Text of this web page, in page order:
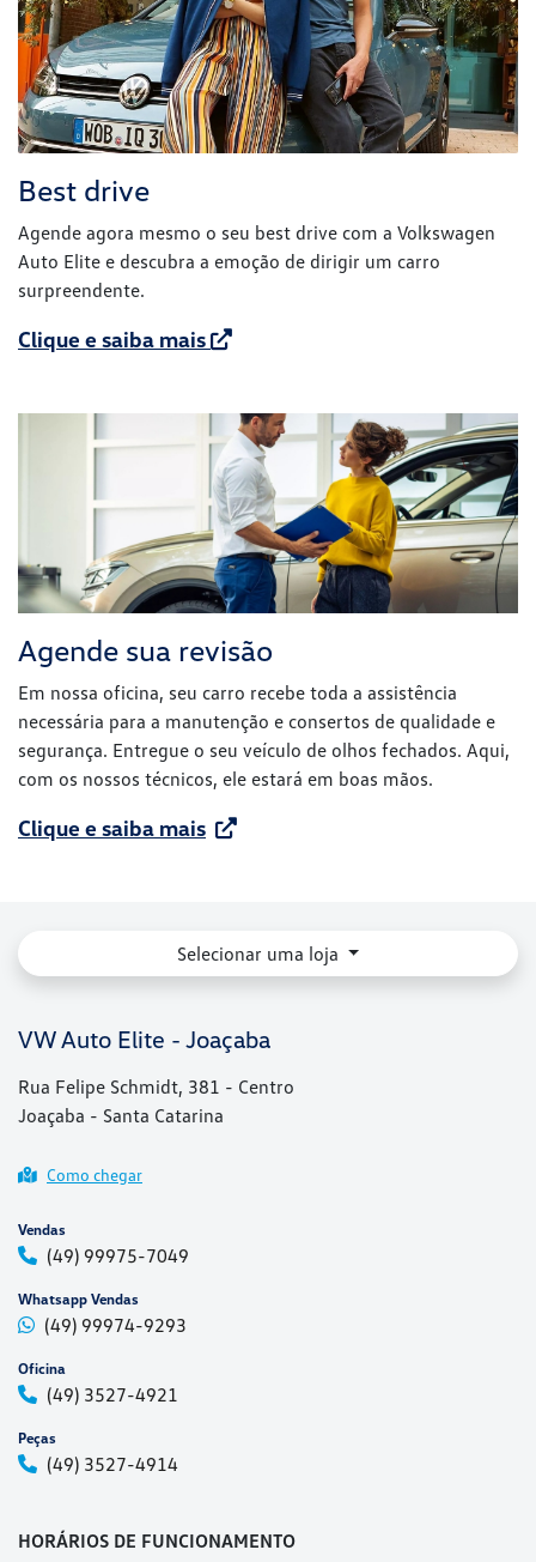
Best drive
Agende agora mesmo o seu best drive com a Volkswagen
Auto Elite e descubra a emoção de dirigir um carro
surpreendente.
Clique e saiba mais
Agende sua revisão
Em nossa oficina, seu carro recebe toda a assistência
necessária para a manutenção e consertos de qualidade e
segurança. Entregue o seu veículo de olhos fechados. Aqui,
com os nossos técnicos, ele estará em boas mãos.
Clique e saiba mais
Selecionar uma loja
VW Auto Elite - Joaçaba
Rua Felipe Schmidt, 381 - Centro
Joaçaba - Santa Catarina
Como chegar
Vendas
(49) 99975-7049
Whatsapp Vendas
(49) 99974-9293
Oficina
(49) 3527-4921
Peças
(49) 3527-4914
HORÁRIOS DE FUNCIONAMENTO